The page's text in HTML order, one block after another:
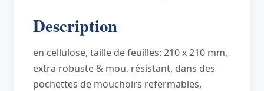
30,
Description
en cellulose, taille de feuilles: 210 x 210 mm,
extra robuste & mou, résistant, dans des
pochettes de mouchoirs refermables,